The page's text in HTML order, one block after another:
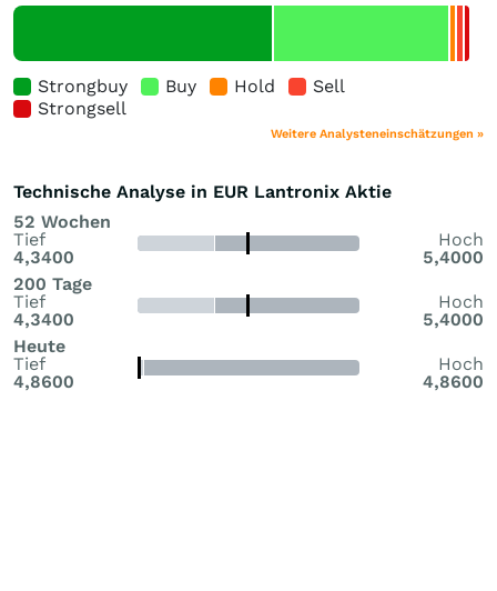
Strongbuy Buy Hold
Sell
Strongsell
Weitere Analysteneinschätzungen »
Technische Analyse in EUR Lantronix Aktie
52 Wochen
Tief
4,3400
Hoch
5,4000
200 Tage
Tief
4,3400
Hoch
5,4000
Heute
Tief
4,8600
Hoch
4,8600